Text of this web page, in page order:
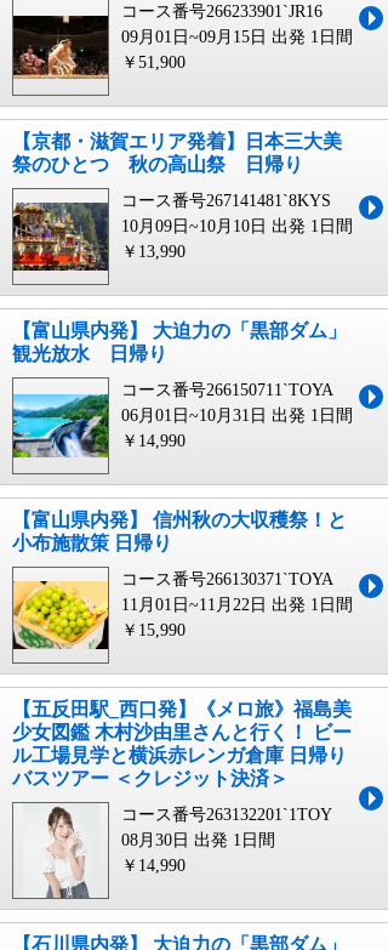
コース番号266233901`JR16
09月01日~09月15日 出発 1日間
￥51,900
【京都・滋賀エリア発着】日本三大美
祭のひとつ 秋の高山祭 日帰り
コース番号267141481`8KYS
10月09日~10月10日 出発 1日間
￥13,990
【富山県内発】 大迫力の「黒部ダム」
観光放水 日帰り
コース番号266150711`TOYA
06月01日~10月31日 出発 1日間
￥14,990
【富山県内発】 信州秋の大収穫祭！と
小布施散策 日帰り
コース番号266130371`TOYA
11月01日~11月22日 出発 1日間
￥15,990
【五反田駅_西口発】《メロ旅》福島美
少女図鑑 木村沙由里さんと行く！ ビー
ル工場見学と横浜赤レンガ倉庫 日帰り
バスツアー ＜クレジット決済＞
コース番号263132201`1TOY
08月30日 出発 1日間
￥14,990
【石川県内発】 大迫力の「黒部ダム」